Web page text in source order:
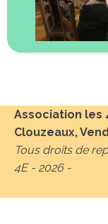
Association les
Clouzeaux,
Tous droits de
4E - 2026-